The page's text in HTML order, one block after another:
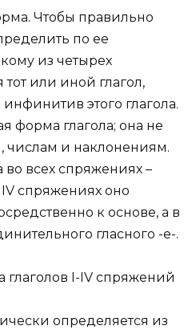
Чтобы правильно
по ее
из четырех
или иной глагол,
этого глагола.
форма глагола; она не
числам и наклонениям.
всех спряжениях –
спряжениях оно
к основе, а в
гласного -е-.
I-IV спряжений
определяется из